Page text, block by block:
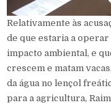
Relativamente às
de que estaria a
impacto ambiental, e
crescem e matam
da água no lençol
para a agricultura,